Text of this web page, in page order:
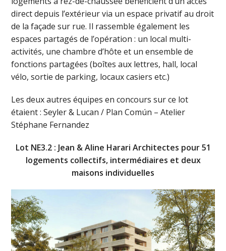
direct depuis l’extérieur via un espace privatif au droit
de la façade sur rue. Il rassemble également les
espaces partagés de l’opération : un local multi-
activités, une chambre d’hôte et un ensemble de
fonctions partagées (boîtes aux lettres, hall, local
vélo, sortie de parking, locaux casiers etc.)
Les deux autres équipes en concours sur ce lot
étaient : Seyler & Lucan / Plan Común – Atelier
Stéphane Fernandez
Lot NE3.2 : Jean & Aline Harari Architectes pour 51
logements collectifs, intermédiaires et deux
maisons individuelles